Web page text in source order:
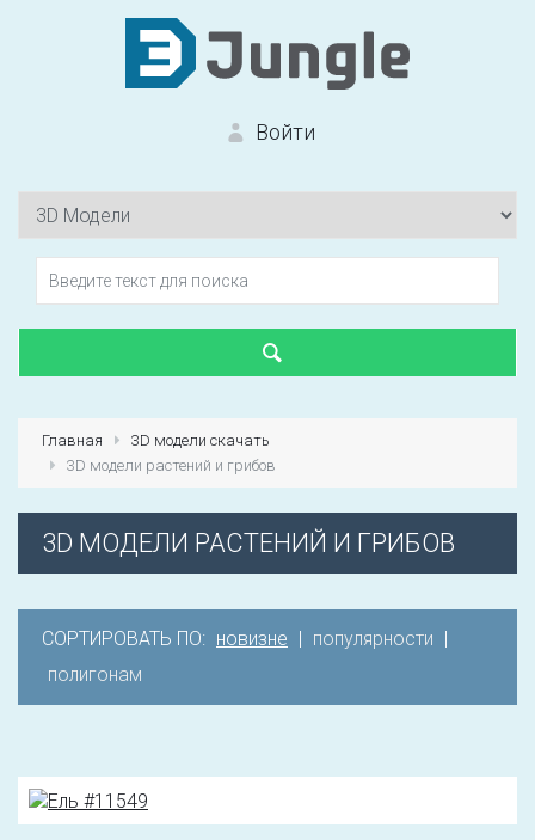
Войти
Первый раз?
Главная
3D модели скачать
3D модели растений и грибов
3D МОДЕЛИ РАСТЕНИЙ И ГРИБОВ
СОРТИРОВАТЬ ПО: новизне | популярности |
полигонам